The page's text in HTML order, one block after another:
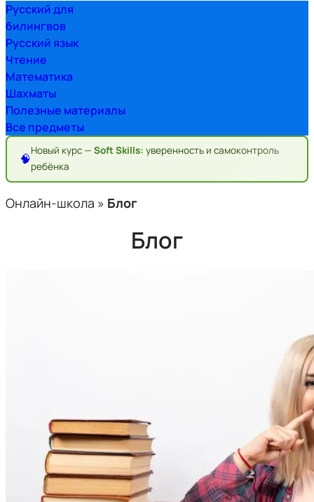
Русский для
билингвов
Русский язык
Чтение
Математика
Шахматы
Полезные материалы
Все предметы
🧠
Новый курс — Soft Skills: уверенность и самоконтроль
ребёнка
Онлайн-школа » Блог
Блог